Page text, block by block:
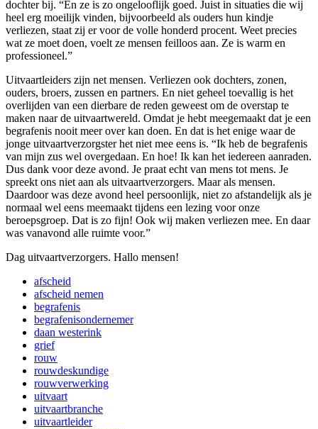
dochter bij. “En ze is zo ongelooflijk goed. Juist in situaties die wij
heel erg moeilijk vinden, bijvoorbeeld als ouders hun kindje
verliezen, staat zij er voor de volle honderd procent. Weet precies
wat ze moet doen, voelt ze mensen feilloos aan. Ze is warm en
professioneel.”
Uitvaartleiders zijn net mensen. Verliezen ook dochters, zonen,
ouders, broers, zussen en partners. En niet geheel toevallig is het
overlijden van een dierbare de reden geweest om de overstap te
maken naar de uitvaartwereld. Omdat je hebt meegemaakt dat je een
begrafenis nooit meer over kan doen. En dat is het enige waar de
jonge uitvaartverzorgster het niet mee eens is. “Ik heb de begrafenis
van mijn zus wel overgedaan. En hoe! Ik kan het iedereen aanraden.
Dus dank voor deze avond. Je praat echt van mens tot mens. Je
spreekt ons niet aan als uitvaartverzorgers. Maar als mensen.
Daardoor was deze avond heel persoonlijk, niet zo afstandelijk als je
normaal wel eens meemaakt tijdens een lezing voor onze
beroepsgroep. Dat is zo fijn! Ook wij maken verliezen mee. En daar
was vanavond alle ruimte voor.”
Dag uitvaartverzorgers. Hallo mensen!
afscheid
afscheid nemen
begrafenis
begrafenisondernemer
daan westerink
grief
rouw
rouwdeskundige
rouwverwerking
uitvaart
uitvaartbranche
uitvaartleider